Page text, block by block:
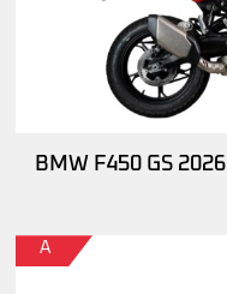
BMW F450 GS 2026
A